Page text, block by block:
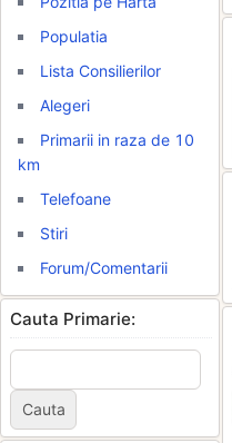
Populatia
Lista Consilierilor
Alegeri
Primarii in raza de 10
km
Telefoane
Stiri
Forum/Comentarii
Cauta Primarie: